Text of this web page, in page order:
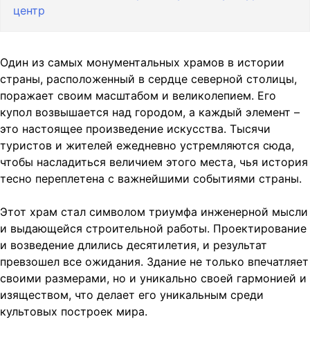
центр
Один из самых монументальных храмов в истории
страны, расположенный в сердце северной столицы,
поражает своим масштабом и великолепием. Его
купол возвышается над городом, а каждый элемент –
это настоящее произведение искусства. Тысячи
туристов и жителей ежедневно устремляются сюда,
чтобы насладиться величием этого места, чья история
тесно переплетена с важнейшими событиями страны.
Этот храм стал символом триумфа инженерной мысли
и выдающейся строительной работы. Проектирование
и возведение длились десятилетия, и результат
превзошел все ожидания. Здание не только впечатляет
своими размерами, но и уникально своей гармонией и
изяществом, что делает его уникальным среди
культовых построек мира.